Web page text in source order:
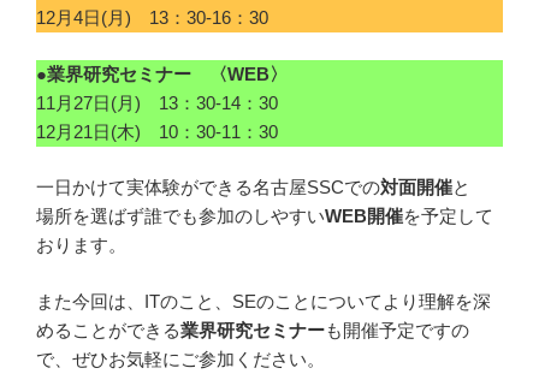
12月4日(月) 13：30-16：30
●業界研究セミナー 〈WEB〉
11月27日(月) 13：30-14：30
12月21日(木) 10：30-11：30
一日かけて実体験ができる名古屋SSCでの対面開催と
場所を選ばず誰でも参加のしやすいWEB開催を予定して
おります。
また今回は、ITのこと、SEのことについてより理解を深
めることができる業界研究セミナーも開催予定ですの
で、ぜひお気軽にご参加ください。